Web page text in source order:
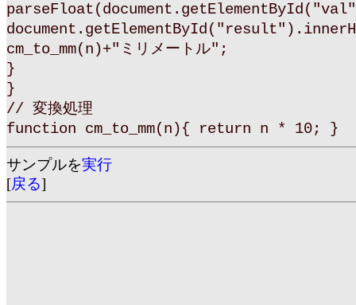
cm_to_mm(n)+"ミリメートル";
}
}
// 変換処理
function cm_to_mm(n){ return n * 10; }
サンプルを実行
[戻る]